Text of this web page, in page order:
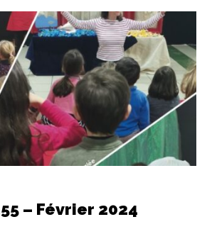
– Février 2024